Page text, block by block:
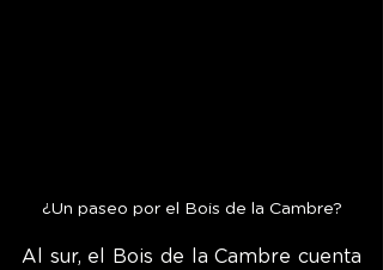
¿Un paseo por el Bois de la Cambre?
Al sur, el Bois de la Cambre cuenta